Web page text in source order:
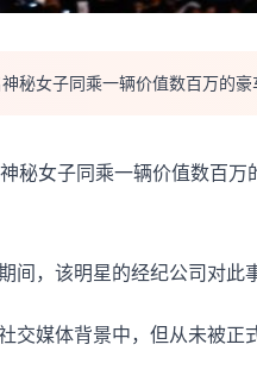
秘女子同乘一辆价值数百万的
秘女子同乘一辆价值数百
，该明星的经纪公司对此
媒体背景中，但从未被